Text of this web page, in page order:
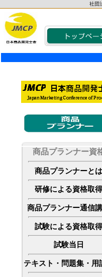
社団
商品プランナー資
商品プランナーとは
研修による資格取得
商品プランナー通信
試験による資格取得
試験当日
テキスト・問題集・用